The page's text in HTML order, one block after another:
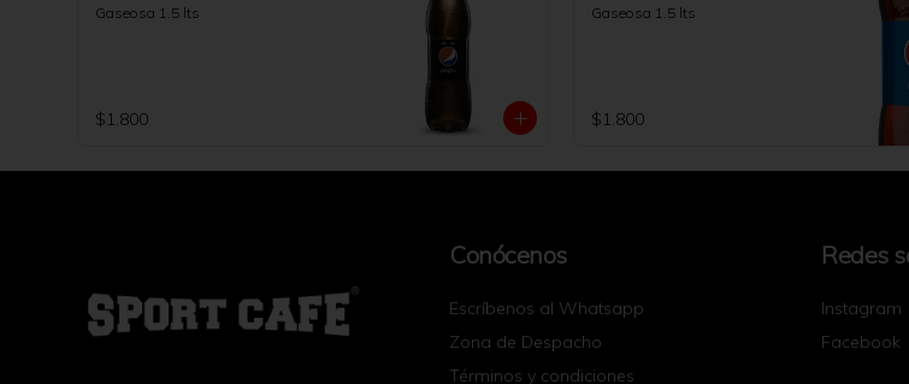
Gaseosa 1.5 lts
$1.800
Gaseosa 1.5 lts
$1.800
Conócenos
Escríbenos al Whatsapp
Zona de Despacho
Términos y condiciones
Redes
Instagram
Facebook